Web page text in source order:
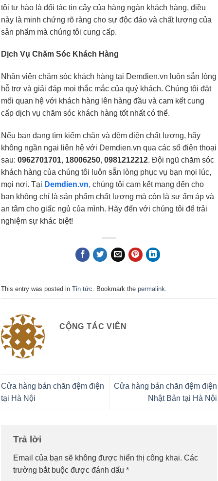
tôi tự hào là đối tác tin cậy của hàng ngàn khách hàng, điều
này là minh chứng rõ ràng cho sự độc đáo và chất lượng của
sản phẩm mà chúng tôi cung cấp.
Dịch Vụ Chăm Sóc Khách Hàng
Nhân viên chăm sóc khách hàng tại Demdien.vn luôn sẵn lòng
hỗ trợ và giải đáp mọi thắc mắc của quý khách. Chúng tôi đặt
mối quan hệ với khách hàng lên hàng đầu và cam kết cung
cấp dịch vụ chăm sóc khách hàng tốt nhất có thể.
Nếu bạn đang tìm kiếm chăn và đệm điện chất lượng, hãy
không ngần ngại liên hệ với Demdien.vn qua các số điện thoại
sau: 0962701701, 18006250, 0981212212. Đội ngũ chăm sóc
khách hàng của chúng tôi luôn sẵn lòng phục vụ bạn mọi lúc,
mọi nơi. Tại Demdien.vn, chúng tôi cam kết mang đến cho
bạn không chỉ là sản phẩm chất lượng mà còn là sự ấm áp và
an tâm cho giấc ngủ của mình. Hãy đến với chúng tôi để trải
nghiệm sự khác biệt!
This entry was posted in Tin tức. Bookmark the permalink.
CỘNG TÁC VIÊN
Cửa hàng bán chăn đệm điện
tại Hà Nội
Cửa hàng bán chăn đệm điện
Nhật Bản tại Hà Nội
Trả lời
Email của bạn sẽ không được hiển thị công khai. Các
trường bắt buộc được đánh dấu *